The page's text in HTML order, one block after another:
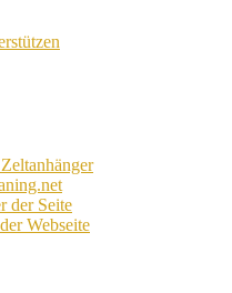
der Seite
Webseite